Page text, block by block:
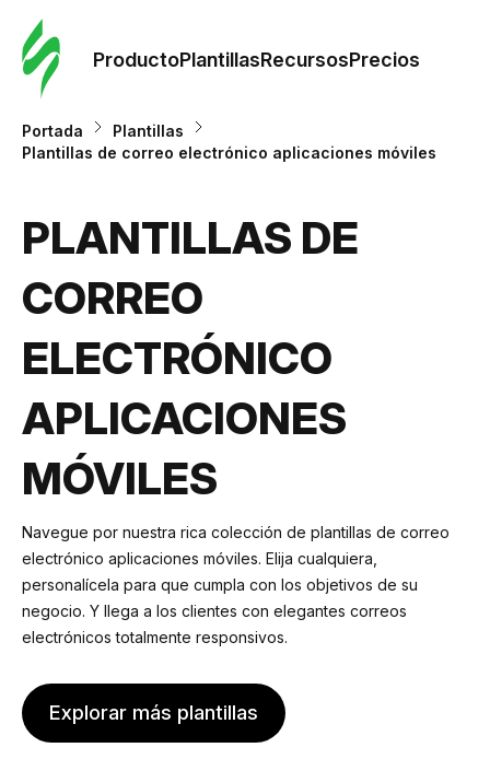
ProductoPlantillasRecursosPrecios
Portada
Plantillas
Plantillas de correo electrónico aplicaciones móviles
PLANTILLAS DE
CORREO
ELECTRÓNICO
APLICACIONES
MÓVILES
Navegue por nuestra rica colección de plantillas de correo
electrónico aplicaciones móviles. Elija cualquiera,
personalícela para que cumpla con los objetivos de su
negocio. Y llega a los clientes con elegantes correos
electrónicos totalmente responsivos.
Explorar más plantillas